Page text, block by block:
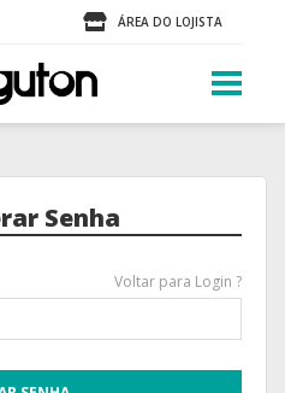
ÁREA DO LOJISTA
Senha
Voltar para Login ?